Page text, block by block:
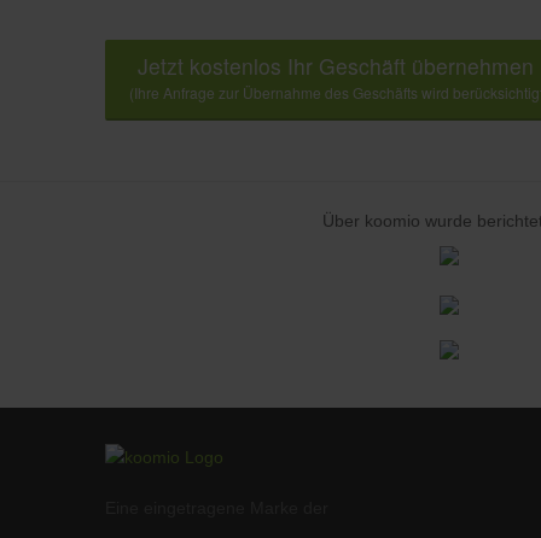
Jetzt kostenlos Ihr Geschäft übernehmen
(Ihre Anfrage zur Übernahme des Geschäfts wird
Über koomio wurde